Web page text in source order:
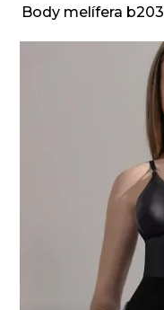
Body melífera b203